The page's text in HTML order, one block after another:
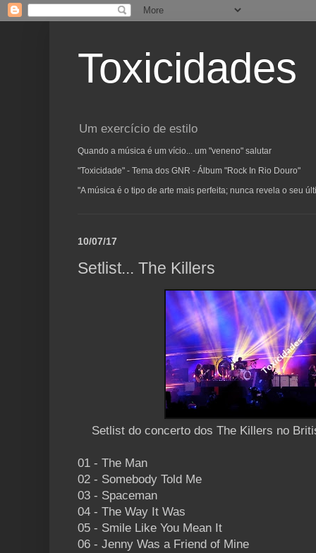
Toxicidades
Um exercício de estilo
Quando a música é um vício... um "veneno" salutar
"Toxicidade" - Tema dos GNR - Álbum "Rock In Rio Douro"
"A música é o tipo de arte mais perfeita; nunca revela o seu
10/07/17
Setlist... The Killers
Setlist do concerto dos The Killers no
01 - The Man
02 - Somebody Told Me
03 - Spaceman
04 - The Way It Was
05 - Smile Like You Mean It
06 - Jenny Was a Friend of Mine